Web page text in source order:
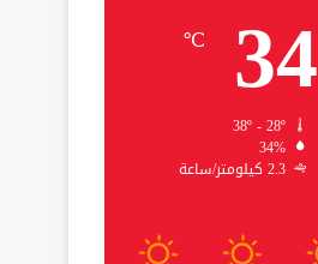
34
℃
34%
2.3 كيلومتر/ساعة